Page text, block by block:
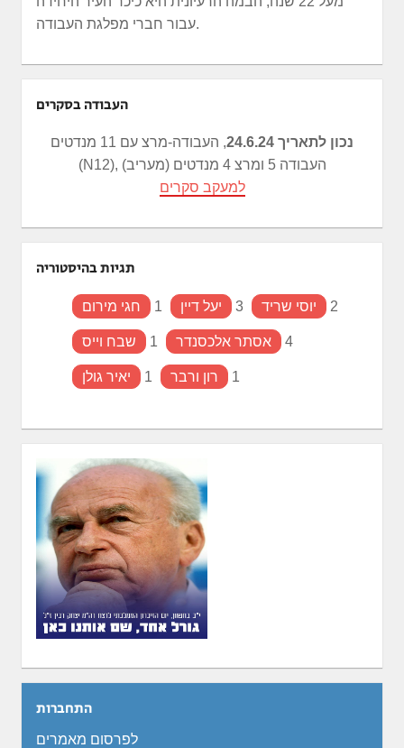
עבור חברי מפלגת העבודה.
העבודה בסקרים
נכון לתאריך 24.6.24
, העבודה-מרצ עם 11 מנדטים
(N12), העבודה 5 ומרצ 4 מנדטים (מעריב)
למעקב סקרים
תגיות בהיסטוריה
חגי מירום 1 יעל דיין 3 יוסי שריד 2
שבח וייס 1 אסתר אלכסנדר 4
יאיר גולן 1 רון ורבר 1
התחברות
לפרסום מאמרים